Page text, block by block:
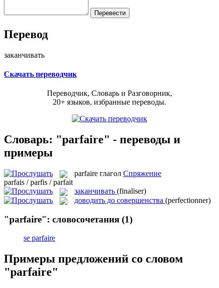
Перевод
заканчивать
Скачать переводчик
Переводчик, Словарь и Разговорник,
20+ языков, избранные переводы.
Словарь: "parfaire" - переводы и
примеры
parfaire глагол Спряжение
parfais / parfis / parfait
заканчивать (finaliser)
доводить до совершенства (perfectionner)
"parfaire": словосочетания (1)
se parfaire
Примеры предложений со словом
"parfaire"